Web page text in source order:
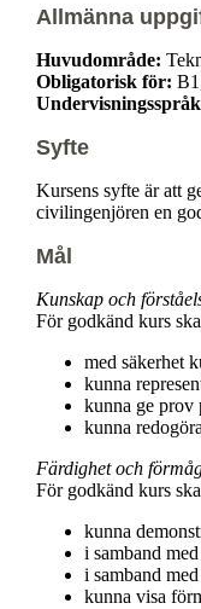
Allmänna
Huvudområde:
Obligatorisk för:
Syfte
Kursens syfte är att
civilingenjören en
Mål
Kunskap och
För godkänd kurs
med säkerhet
kunna
kunna ge prov
kunna
Färdighet och
För godkänd kurs
kunna
i samband
i samband
kunna visa